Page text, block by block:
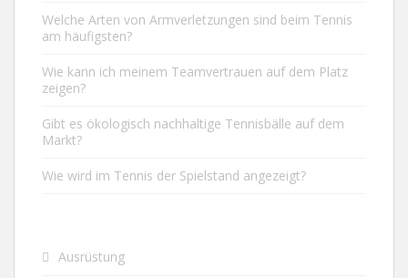
Welche Arten von Armverletzungen sind beim Tennis
am häufigsten?
Wie kann ich meinem Teamvertrauen auf dem Platz
zeigen?
Gibt es ökologisch nachhaltige Tennisbälle auf dem
Markt?
Wie wird im Tennis der Spielstand angezeigt?
Ausrüstung